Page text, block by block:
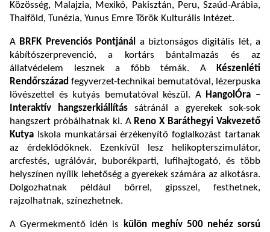
Közösség, Malajzia, Mexikó, Pakisztán, Peru, Szaúd-Arábia,
Thaiföld, Tunézia, Yunus Emre Török Kulturális Intézet.
A BRFK Prevenciós Pontjánál a biztonságos digitális lét, a
kábítószerprevenció, a kortárs bántalmazás és az
állatvédelem lesznek a főbb témák. A Készenléti
Rendőrszázad fegyverzet-technikai bemutatóval, lézerpuska
lövészettel és kutyás bemutatóval készül. A HangolÓra –
Interaktív hangszerkiállítássátránál a gyerekek sok-sok
hangszert próbálhatnak ki. A Reno X Baráthegyi Vakvezető
Kutya Iskola munkatársai érzékenyítő foglalkozást tartanak
az érdeklődőknek. Ezenkívül lesz helikopterszimulátor,
arcfestés, ugrálóvár, buborékparti, lufihajtogató, és több
helyszínen nyílik lehetőség a gyerekek számára az alkotásra.
Dolgozhatnak például bőrrel, gipsszel, festhetnek,
rajzolhatnak, színezhetnek.
A Gyermekmentő idén is külön meghív 500 nehéz sorsú